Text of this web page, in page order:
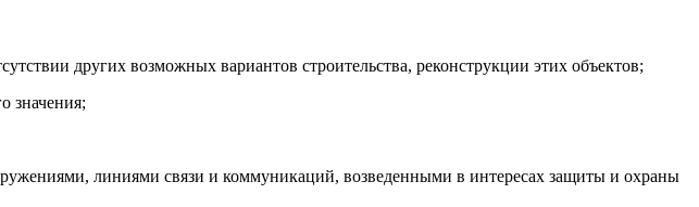
других возможных вариантов строительства, реконструкции этих объектов;
значения;
линиями связи и коммуникаций, возведенными в интересах защиты и охраны